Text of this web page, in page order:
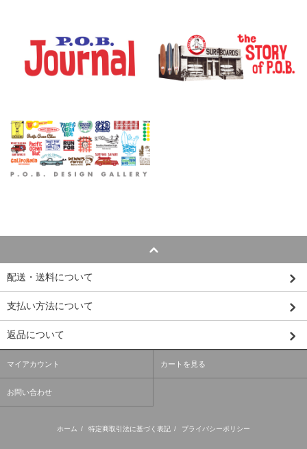
配送・送料について
支払い方法について
返品について
マイアカウント カートを見る
お問い合わせ
ホーム / 特定商取引法に基づく表記 / プライバシーポリシー